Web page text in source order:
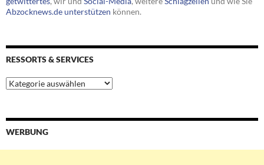
Abzocknews.de unterstützen können.
RESSORTS & SERVICES
Ressorts
&
WERBUNG